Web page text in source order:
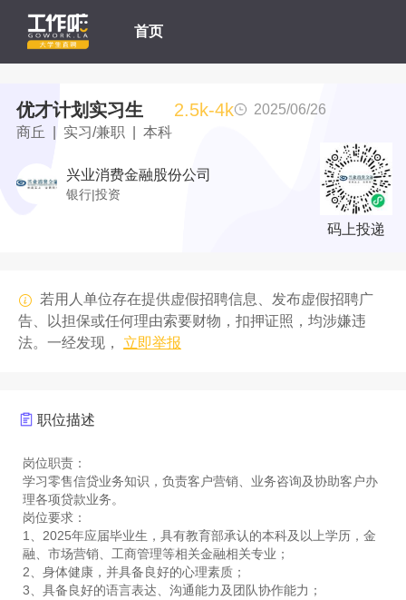
首页
优才计划实习生 2.5k-4k
2025/06/26
商丘 | 实习/兼职 | 本科
兴业消费金融股份公司
银行|投资
码上投递
若用人单位存在提供虚假招聘信息、发布虚假招聘广
告、以担保或任何理由索要财物，扣押证照，均涉嫌违
法。一经发现，
立即举报
职位描述
岗位职责：
学习零售信贷业务知识，负责客户营销、业务咨询及协助客户办
理各项贷款业务。
岗位要求：
1、2025年应届毕业生，具有教育部承认的本科及以上学历，金
融、市场营销、工商管理等相关金融相关专业；
2、身体健康，并具备良好的心理素质；
3、具备良好的语言表达、沟通能力及团队协作能力；